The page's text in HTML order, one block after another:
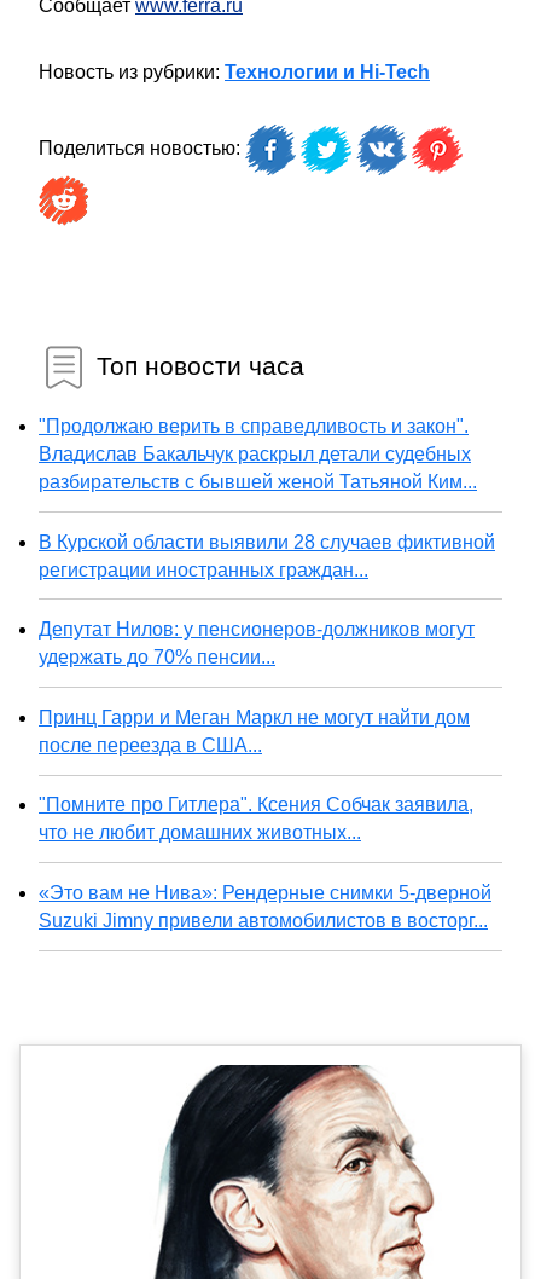
Сообщает www.ferra.ru
Новость из рубрики: Технологии и Hi-Tech
Поделиться новостью:
Топ новости часа
"Продолжаю верить в справедливость и закон".
Владислав Бакальчук раскрыл детали судебных
разбирательств с бывшей женой Татьяной Ким...
В Курской области выявили 28 случаев фиктивной
регистрации иностранных граждан...
Депутат Нилов: у пенсионеров-должников могут
удержать до 70% пенсии...
Принц Гарри и Меган Маркл не могут найти дом
после переезда в США...
"Помните про Гитлера". Ксения Собчак заявила,
что не любит домашних животных...
«Это вам не Нива»: Рендерные снимки 5-дверной
Suzuki Jimny привели автомобилистов в восторг...